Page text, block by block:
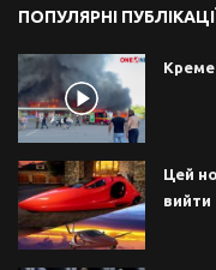
ПОПУЛЯРНІ
Цей
вийти